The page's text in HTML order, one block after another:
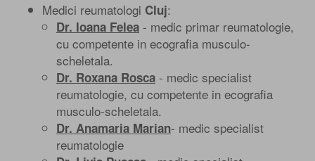
Medici reumatologi Cluj:
Dr. Ioana Felea - medic primar reumatologie,
cu competente in ecografia musculo-
scheletala.
Dr. Roxana Rosca - medic specialist
reumatologie, cu competente in ecografia
musculo-scheletala.
Dr. Anamaria Marian- medic specialist
reumatologie